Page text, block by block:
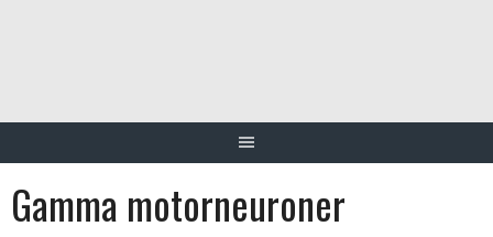
Gamma motorneuroner